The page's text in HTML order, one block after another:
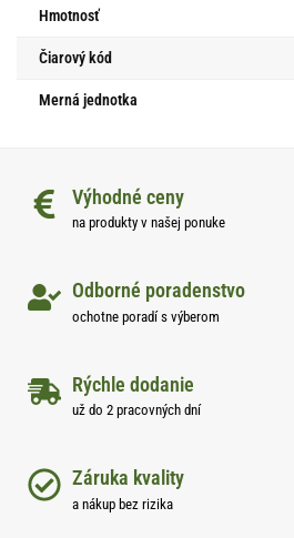
Hmotnosť
Čiarový kód
Merná jednotka
Výhodné ceny
na produkty v našej ponuke
Odborné poradenstvo
ochotne poradí s výberom
Rýchle dodanie
už do 2 pracovných dní
Záruka kvality
a nákup bez rizika